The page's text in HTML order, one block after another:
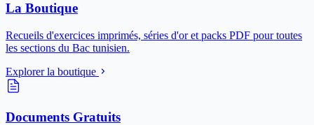
La Boutique
Recueils d'exercices imprimés, séries d'or et packs PDF pour toutes
les sections du Bac tunisien.
Explorer la boutique
Documents Gratuits